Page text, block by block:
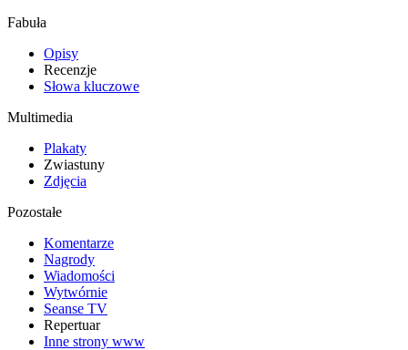
Fabuła
Opisy
Recenzje
Słowa kluczowe
Multimedia
Plakaty
Zwiastuny
Zdjęcia
Pozostałe
Komentarze
Nagrody
Wiadomości
Wytwórnie
Seanse TV
Repertuar
Inne strony www